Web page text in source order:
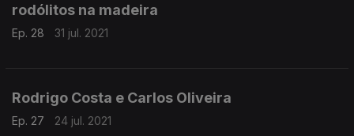
rodólitos na madeira
Ep. 28 31 jul. 2021
Rodrigo Costa e Carlos Oliveira
Ep. 27
24 jul. 2021